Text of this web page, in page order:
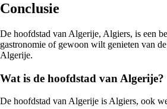
Conclusie
De hoofdstad van Algerije, Algiers, is een
gastronomie of gewoon wilt genieten van
Algerije.
Wat is de hoofdstad van Algerije?
De hoofdstad van Algerije is Algiers, ook